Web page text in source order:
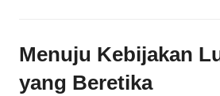
Menuju Kebijakan
yang Beretika